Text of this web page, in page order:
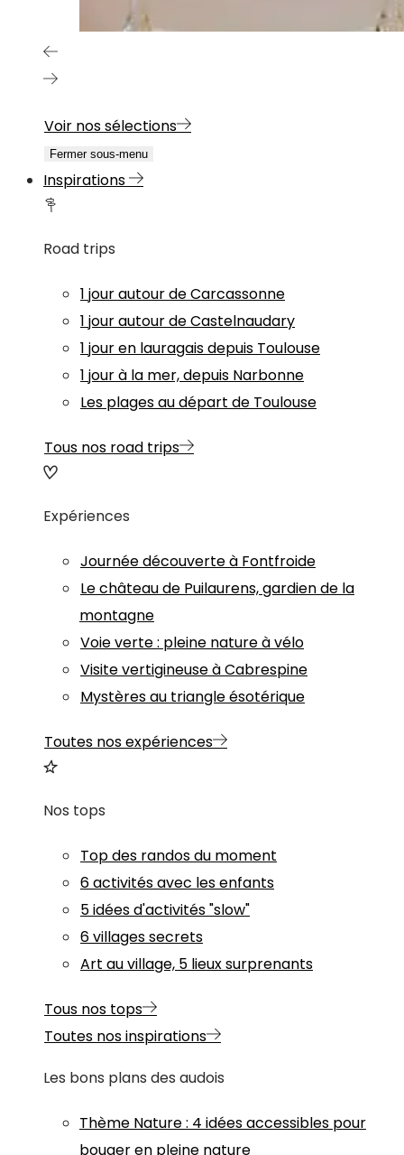
Voir nos sélections
Fermer sous-menu
Inspirations
Road trips
1 jour autour de Carcassonne
1 jour autour de Castelnaudary
1 jour en lauragais depuis Toulouse
1 jour à la mer, depuis Narbonne
Les plages au départ de Toulouse
Tous nos road trips
Expériences
Journée découverte à Fontfroide
Le château de Puilaurens, gardien de la
montagne
Voie verte : pleine nature à vélo
Visite vertigineuse à Cabrespine
Mystères au triangle ésotérique
Toutes nos expériences
Nos tops
Top des randos du moment
6 activités avec les enfants
5 idées d'activités "slow"
6 villages secrets
Art au village, 5 lieux surprenants
Tous nos tops
Toutes nos inspirations
Les bons plans des audois
Thème Nature: 4 idées accessibles pour
bouger en pleine nature